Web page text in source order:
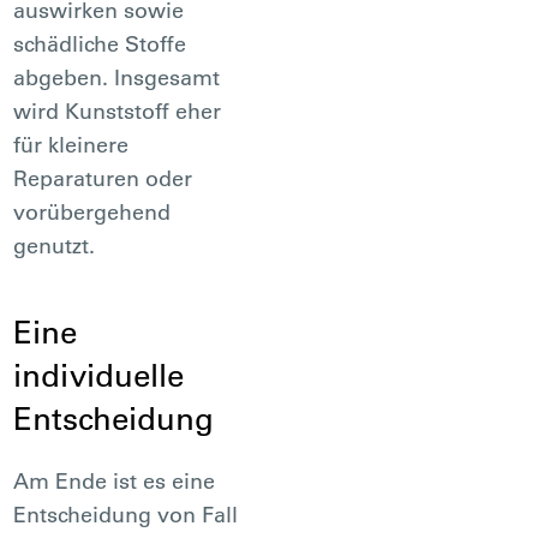
auswirken sowie
schädliche Stoffe
abgeben. Insgesamt
wird Kunststoff eher
für kleinere
Reparaturen oder
vorübergehend
genutzt.
Eine
individuelle
Entscheidung
Am Ende ist es eine
Entscheidung von Fall